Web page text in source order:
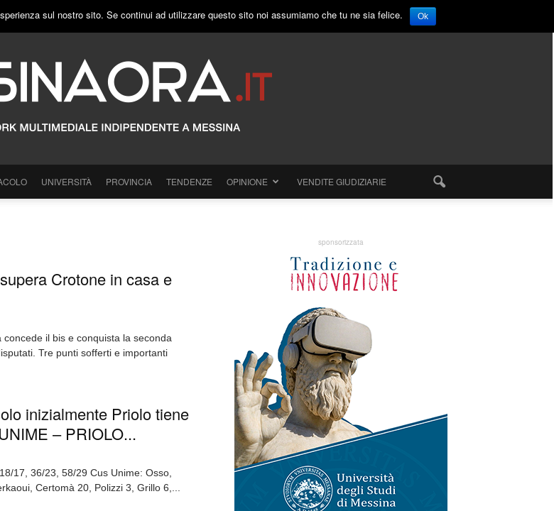
UNIVERSITÀ PROVINCIA TENDENZE OPINIONE VENDITE GIUDIZIARIE
Crotone in casa e
il bis e conquista la seconda
Tre punti sofferti e importanti
inizialmente Priolo tiene
– PRIOLO...
17, 36/23, 58/29 Cus Unime: Osso,
Certomà 20, Polizzi 3, Grillo 6,...
sponsorizzata
sul nostro sito. Se continui ad utilizzare questo sito noi assumiamo che tu ne sia felice. Ok